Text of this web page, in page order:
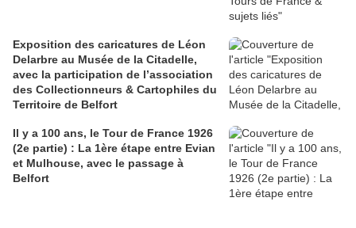
Exposition des caricatures de Léon
Delarbre au Musée de la Citadelle,
avec la participation de l’association
des Collectionneurs & Cartophiles du
Territoire de Belfort
Il y a 100 ans, le Tour de France 1926
(2e partie) : La 1ère étape entre Evian
et Mulhouse, avec le passage à
Belfort